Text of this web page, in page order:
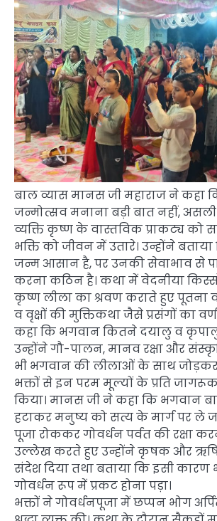
बाल व्यास मानस जी महाराज ने कहा
जन्मोत्सव मनाना बड़ी बात नहीं,
व्यक्ति कृष्ण के वास्तविक प्राकट्य
भक्ति को जीवन में उतारे। उन्होंने
जन्म आसान है, पर उनकी सेवाभाव से
करना कठिन है। कथा में वेदनीया
कृष्ण लीला का श्रवण कराते हुए पूतना
व वृक्षों की मुक्तिकथा जैसे प्रसंगों का
कहा कि भगवान कितने दयालु व
उन्होंने गौ-पालन, मानव रक्षा और
भी भगवान की लीलाओं के साथ
भक्तों से इन परम मूल्यों के प्रति
किया। मानस जी ने कहा कि भगवान
हटाकर मनुष्य को सत्य के मार्ग पर ले
पूजा रोककर गोवर्धन पर्वत की रक्षा
उल्लेख करते हुए उन्होंने कृषक और
संदेश दिया तथा बताया कि इसी
गोवर्धन रूप में प्रकट होना पड़ा।
भक्तों ने गोवर्धनपूजा में छप्पन भोग